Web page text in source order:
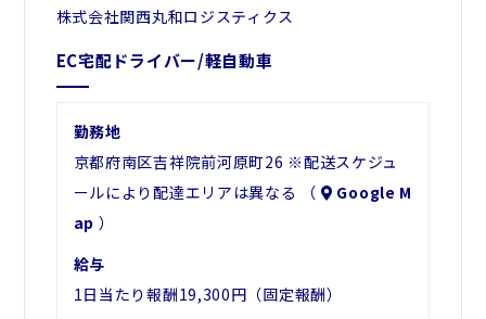
株式会社関西丸和ロジスティクス
EC宅配ドライバー/軽自動車
勤務地
京都府南区吉祥院前河原町26 ※配送スケジュ
ールにより配達エリアは異なる （
Google M
ap ）
給与
1日当たり報酬19,300円（固定報酬）